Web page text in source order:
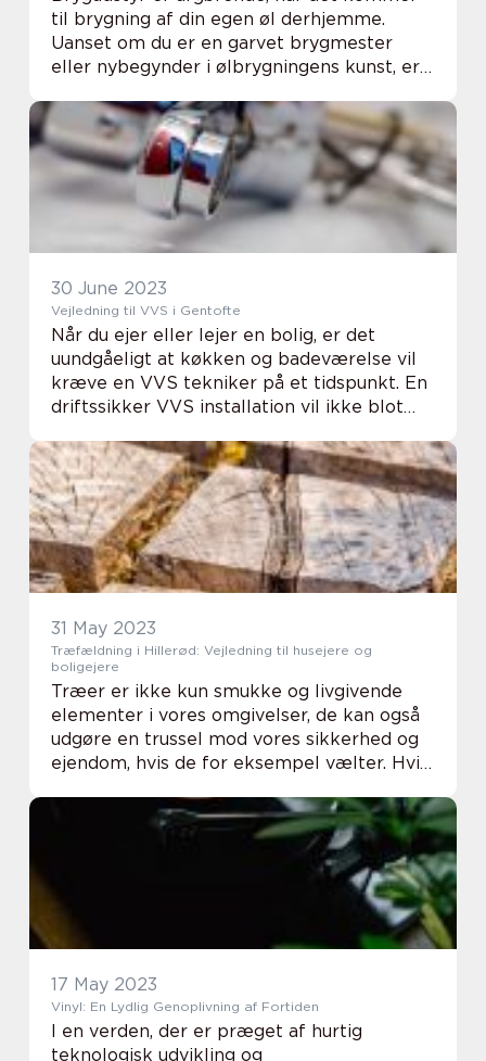
til brygning af din egen øl derhjemme.
Uanset om du er en garvet brygmester
eller nybegynder i ølbrygningens kunst, er
opnå det bedst...
30 June 2023
Vejledning til VVS i Gentofte
Når du ejer eller lejer en bolig, er det
uundgåeligt at køkken og badeværelse vil
kræve en VVS tekniker på et tidspunkt. En
driftssikker VVS installation vil ikke blot
også sikre dig mod pludselige og potentie...
31 May 2023
Træfældning i Hillerød: Vejledning til husejere og
boligejere
Træer er ikke kun smukke og livgivende
elementer i vores omgivelser, de kan også
udgøre en trussel mod vores sikkerhed og
ejendom, hvis de for eksempel vælter. Hvis
over for behovet for træfældning, er d...
17 May 2023
Vinyl: En Lydlig Genoplivning af Fortiden
I en verden, der er præget af hurtig
teknologisk udvikling og